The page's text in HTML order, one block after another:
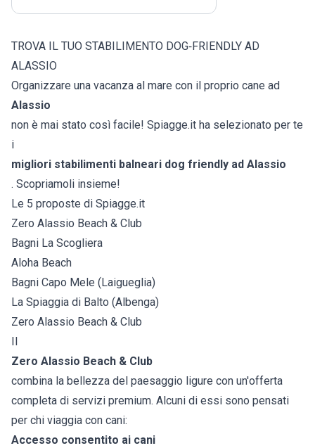
TROVA IL TUO STABILIMENTO DOG‑FRIENDLY AD
ALASSIO
Organizzare una vacanza al mare con il proprio cane ad
Alassio
non è mai stato così facile! Spiagge.it ha selezionato per te
i
migliori stabilimenti balneari dog friendly ad Alassio
. Scopriamoli insieme!
Le 5 proposte di Spiagge.it
Zero Alassio Beach & Club
Bagni La Scogliera
Aloha Beach
Bagni Capo Mele (Laigueglia)
La Spiaggia di Balto (Albenga)
Zero Alassio Beach & Club
Zero Alassio Beach & Club
combina la bellezza del paesaggio ligure con un'offerta
completa di servizi premium. Alcuni di essi sono pensati
per chi viaggia con cani:
Accesso consentito ai cani